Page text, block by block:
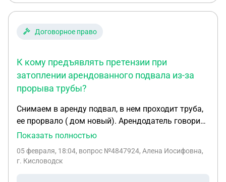
Договорное право
К кому предъявлять претензии при
затоплении арендованного подвала из-за
прорыва трубы?
Снимаем в аренду подвал, в нем проходит труба,
ее прорвало ( дом новый). Арендодатель говорит
что это вина управляющей компании- был прорыв
контроллеры для электросаиокатов. К кому мне
Показать полностью
05 февраля, 18:04, вопрос №4847924, Алена Иосифовна,
г. Кисловодск